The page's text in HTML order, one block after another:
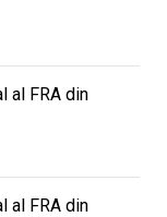
al FRA din
al FRA din